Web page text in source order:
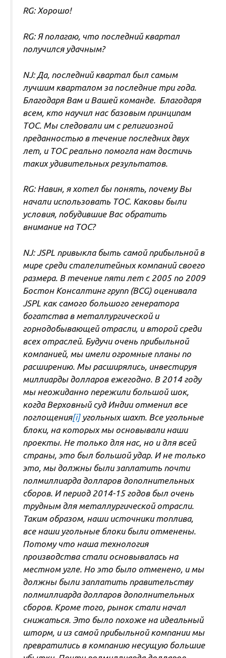
RG: Хорошо!
RG: Я полагаю, что последний квартал
получился удачным?
NJ: Да, последний квартал был самым
лучшим кварталом за последние три года.
Благодаря Вам и Вашей команде. Благодаря
всем, кто научил нас базовым принципам
ТОС. Мы следовали им с религиозной
преданностью в течение последних двух
лет, и ТОС реально помогла нам достичь
таких удивительных результатов.
RG: Навин, я хотел бы понять, почему Вы
начали использовать ТОС. Каковы были
условия, побудившие Вас обратить
внимание на ТОС?
NJ: JSPL привыкла быть самой прибыльной в
мире среди сталелитейных компаний своего
размера. В течение пяти лет с 2005 по 2009
Бостон Консалтинг групп (BCG) оценивала
JSPL как самого большого генератора
богатства в металлургической и
горнодобывающей отрасли, и второй среди
всех отраслей. Будучи очень прибыльной
компанией, мы имели огромные планы по
расширению. Мы расширялись, инвестируя
миллиарды долларов ежегодно. В 2014 году
мы неожиданно пережили большой шок,
когда Верховный суд Индии отменил все
поглощения[i]угольных шахт. Все угольные
блоки, на которых мы основывали наши
проекты. Не только для нас, но и для всей
страны, это был большой удар. И не только
это, мы должны были заплатить почти
полмиллиарда долларов дополнительных
сборов. И период 2014-15 годов был очень
трудным для металлургической отрасли.
Таким образом, наши источники топлива,
все наши угольные блоки были отменены.
Потому что наша технология
производства стали основывалась на
местном угле. Но это было отменено, и мы
должны были заплатить правительству
полмиллиарда долларов дополнительных
сборов. Кроме того, рынок стали начал
снижаться. Это было похоже на идеальный
шторм, и из самой прибыльной компании мы
превратились в компанию несущую большие